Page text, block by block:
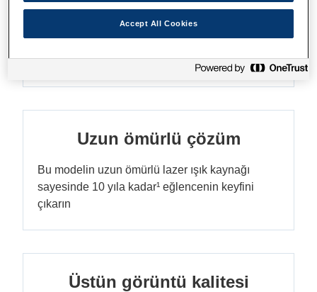
400.000+¹ film ve TV bölümünün tamamı tek bir
yerde. Google TV, uygulamalarınızdan ve
için derler ve düzenler
Uzun ömürlü çözüm
Bu modelin uzun ömürlü lazer ışık kaynağı
sayesinde 10 yıla kadar¹ eğlencenin keyfini
çıkarın
Üstün görüntü kalitesi
Accept All Cookies